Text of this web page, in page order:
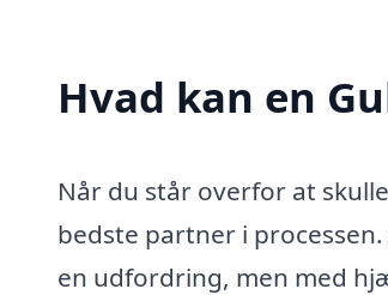
Hvad kan en
Når du står overfor at
bedste partner i
en udfordring, men med